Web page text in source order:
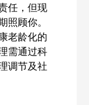
任，但现
照顾你。
老龄化的
需通过科
调节及社